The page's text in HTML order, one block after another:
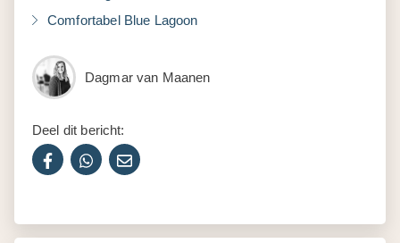
Comfortabel Blue Lagoon
Dagmar van Maanen
Deel dit bericht: